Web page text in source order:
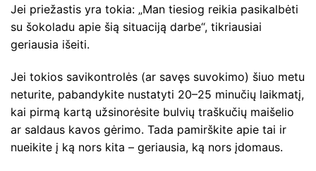
Jei priežastis yra tokia: „Man tiesiog reikia pasikalbėti
su šokoladu apie šią situaciją darbe“, tikriausiai
geriausia išeiti.
Jei tokios savikontrolės (ar savęs suvokimo) šiuo metu
neturite, pabandykite nustatyti 20–25 minučių laikmatį,
kai pirmą kartą užsinorėsite bulvių traškučių maišelio
ar saldaus kavos gėrimo. Tada pamirškite apie tai ir
nueikite į ką nors kita – geriausia, ką nors įdomaus.